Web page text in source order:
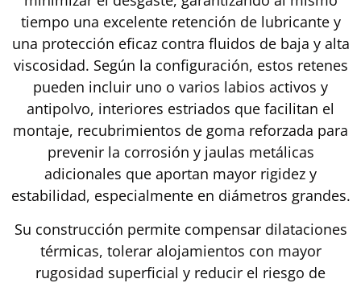
tiempo una excelente retención de lubricante y
una protección eficaz contra fluidos de baja y alta
viscosidad. Según la configuración, estos retenes
pueden incluir uno o varios labios activos y
antipolvo, interiores estriados que facilitan el
montaje, recubrimientos de goma reforzada para
prevenir la corrosión y jaulas metálicas
adicionales que aportan mayor rigidez y
estabilidad, especialmente en diámetros grandes.
Su construcción permite compensar dilataciones
térmicas, tolerar alojamientos con mayor
rugosidad superficial y reducir el riesgo de